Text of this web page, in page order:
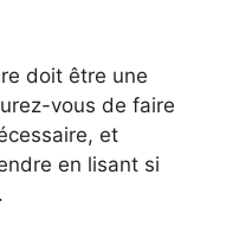
doit être une
vous de faire
et
en lisant si